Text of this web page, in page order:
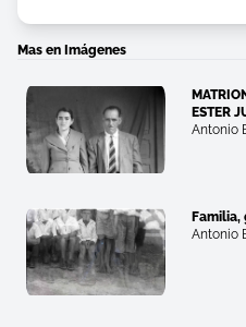
Mas en Imágenes
ESTER
Antonio
Familia,
Antonio